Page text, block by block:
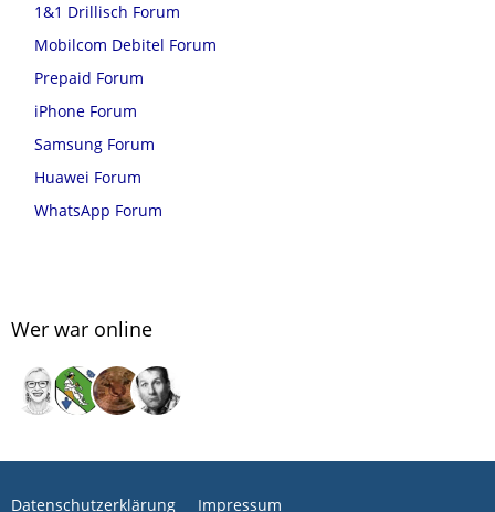
1&1 Drillisch Forum
Mobilcom Debitel Forum
Prepaid Forum
iPhone Forum
Samsung Forum
Huawei Forum
WhatsApp Forum
Wer war online
Datenschutzerklärung Impressum